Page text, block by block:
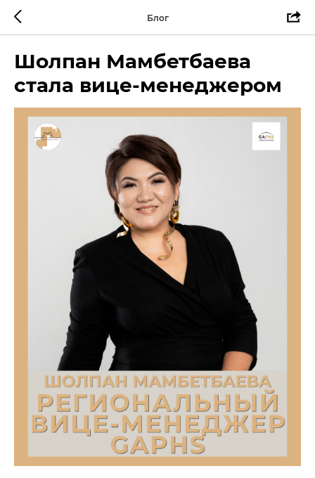
Блог
Шолпан Мамбетбаева
стала вице-менеджером